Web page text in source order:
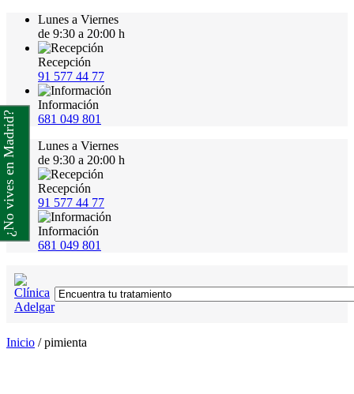
Lunes a Viernes
de 9:30 a 20:00 h
Recepción
91 577 44 77
Información
681 049 801
Lunes a Viernes
de 9:30 a 20:00 h
Recepción
91 577 44 77
Información
681 049 801
Inicio /pimienta
¿No vives en Madrid?